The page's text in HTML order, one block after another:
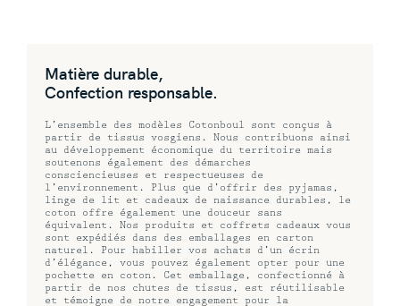
Matière durable,
Confection responsable.
L’ensemble des modèles Cotonboul sont conçus à
partir de tissus vosgiens. Nous contribuons ainsi
au développement économique du territoire mais
soutenons également des démarches
consciencieuses et respectueuses de
l’environnement. Plus que d’offrir des pyjamas,
linge de lit et cadeaux de naissance durables, le
coton offre également une douceur sans
équivalent. Nos produits et coffrets cadeaux vous
sont expédiés dans des emballages en carton
naturel. Pour habiller vos achats d’un écrin
d’élégance, vous pouvez également opter pour une
pochette en coton. Cet emballage, confectionné à
partir de nos chutes de tissus, est réutilisable
et témoigne de notre engagement pour la